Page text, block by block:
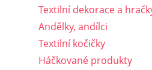
Textilní dekorace a
Andělky, andílci
Textilní kočičky
Háčkované produkty